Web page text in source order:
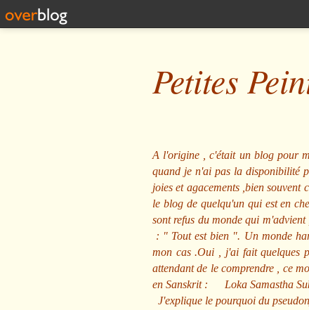
Petites
A l'origine , c'était un blog pour
quand je n'ai pas la disponibilité
joies et agacements ,bien
le blog de quelqu'un qui est en
sont refus du monde qui
: " Tout est bien ". Un monde
mon cas .Oui , j'ai fait quelques
attendant de le comprendre , ce
en Sanskrit : Loka Samastha
J'explique le pourquoi du